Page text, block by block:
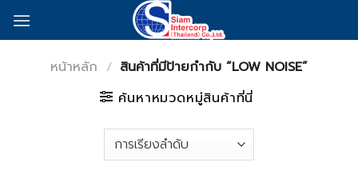
หน้าหลัก / สินค้าที่มีป้ายกำกับ “LOW NOISE”
ค้นหาหมวดหมู่สินค้าที่นี่